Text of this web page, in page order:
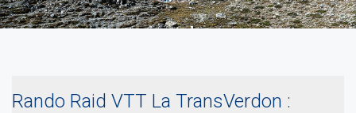
Rando Raid VTT La TransVerdon :